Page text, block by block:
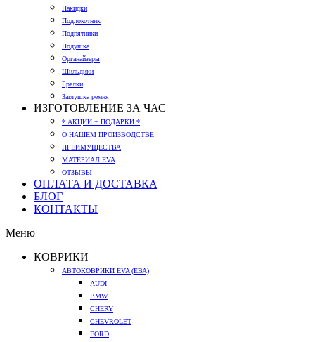
Накидки
Подлокотник
Подпятники
Подушка
Органайзеры
Шильдики
Брелки
Заглушка ремня
ИЗГОТОВЛЕНИЕ ЗА ЧАС
* АКЦИИ + ПОДАРКИ *
О НАШЕМ ПРОИЗВОДСТВЕ
ПРЕИМУЩЕСТВА
МАТЕРИАЛ EVA
ОТЗЫВЫ
ОПЛАТА И ДОСТАВКА
БЛОГ
КОНТАКТЫ
Меню
КОВРИКИ
АВТОКОВРИКИ EVA (ЕВА)
AUDI
BMW
CHERY
CHEVROLET
FORD